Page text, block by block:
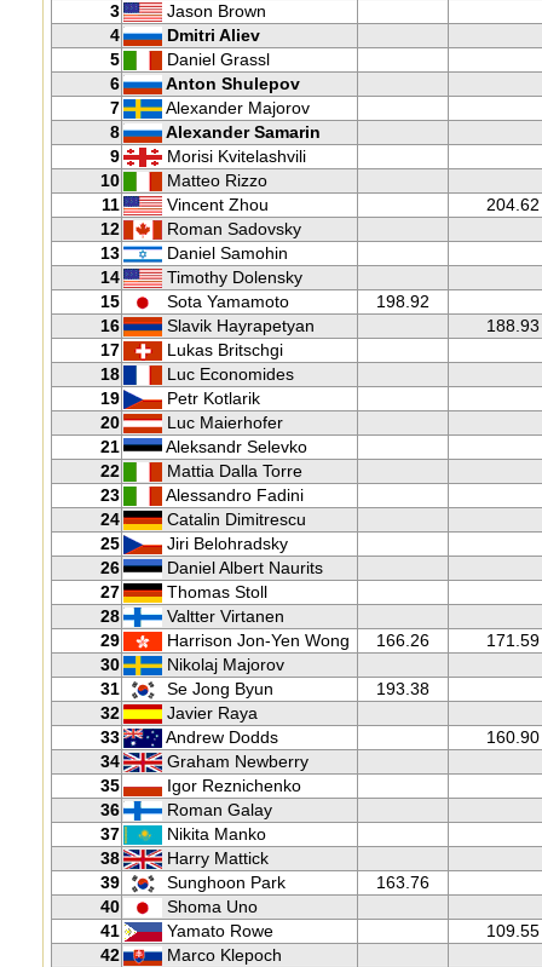
3
Jason Brown
4
Dmitri Aliev
5
Daniel Grassl
6
Anton Shulepov
7
Alexander Majorov
8
Alexander Samarin
9
Morisi Kvitelashvili
10
Matteo Rizzo
11
Vincent Zhou
204.62
12
Roman Sadovsky
13
Daniel Samohin
14
Timothy Dolensky
15
Sota Yamamoto
198.92
16
Slavik Hayrapetyan
188.93
17
Lukas Britschgi
18
Luc Economides
19
Petr Kotlarik
20
Luc Maierhofer
21
Aleksandr Selevko
22
Mattia Dalla Torre
23
Alessandro Fadini
24
Catalin Dimitrescu
25
Jiri Belohradsky
26
Daniel Albert Naurits
27
Thomas Stoll
28
Valtter Virtanen
29
Harrison Jon-Yen Wong 166.26
171.59
30
Nikolaj Majorov
31
Se Jong Byun
193.38
32
Javier Raya
33
Andrew Dodds
160.90
34
Graham Newberry
35
Igor Reznichenko
36
Roman Galay
37
Nikita Manko
38
Harry Mattick
39
Sunghoon Park
163.76
40
Shoma Uno
41
Yamato Rowe
109.55
42
Marco Klepoch